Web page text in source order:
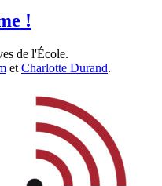
!
de l'École.
et Charlotte Durand.